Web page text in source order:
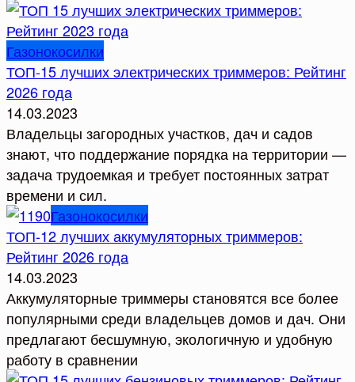
Газонокосилки
ТОП-15 лучших электрических триммеров: Рейтинг
2026 года
14.03.2023
Владельцы загородных участков, дач и садов
знают, что поддержание порядка на территории —
задача трудоемкая и требует постоянных затрат
времени и сил.
Газонокосилки
ТОП-12 лучших аккумуляторных триммеров:
Рейтинг 2026 года
14.03.2023
Аккумуляторные триммеры становятся все более
популярными среди владельцев домов и дач. Они
предлагают бесшумную, экологичную и удобную
работу в сравнении